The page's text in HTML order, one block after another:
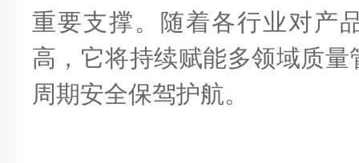
重要支撑。随着各行业对产
高，它将持续赋能多领域质
周期安全保驾护航。